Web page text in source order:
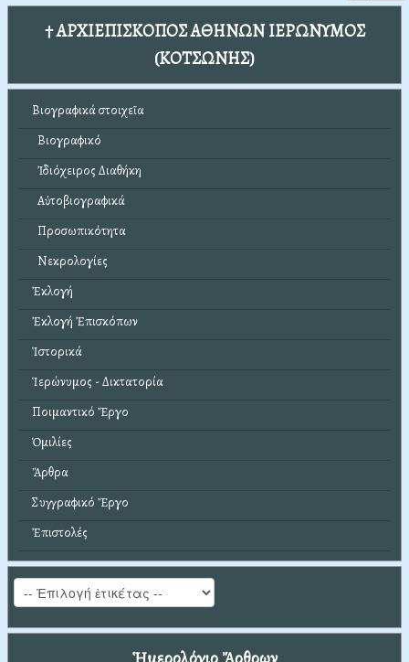
† ΑΡΧΙΕΠΙΣΚΟΠΟΣ ΑΘΗΝΩΝ ΙΕΡΩΝΥΜΟΣ
(ΚΟΤΣΩΝΗΣ)
Βιογραφικά στοιχεῖα
Βιογραφικό
Ἰδιόχειρος Διαθήκη
Αὐτοβιογραφικά
Προσωπικότητα
Νεκρολογίες
Ἐκλογή
Ἐκλογή Ἐπισκόπων
Ἱστορικά
Ἱερώνυμος - Δικτατορία
Ποιμαντικό Ἔργο
Ὁμιλίες
Ἄρθρα
Συγγραφικό Ἔργο
Ἐπιστολές